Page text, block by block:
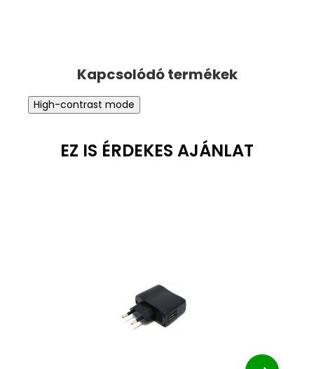
High-contrast mode